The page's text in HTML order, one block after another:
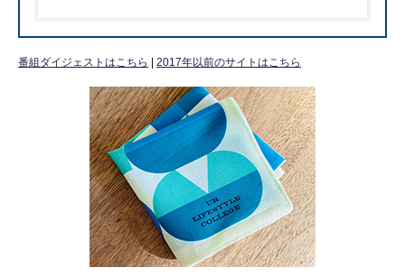
番組ダイジェストはこちら | 2017年以前のサイトはこちら